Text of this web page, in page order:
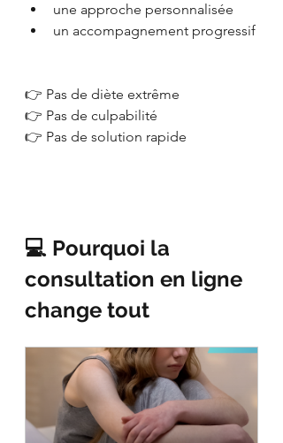
une approche personnalisée
un accompagnement progressif
👉 Pas de diète extrême
👉 Pas de culpabilité
👉 Pas de solution rapide
💻 Pourquoi la
consultation en ligne
change tout